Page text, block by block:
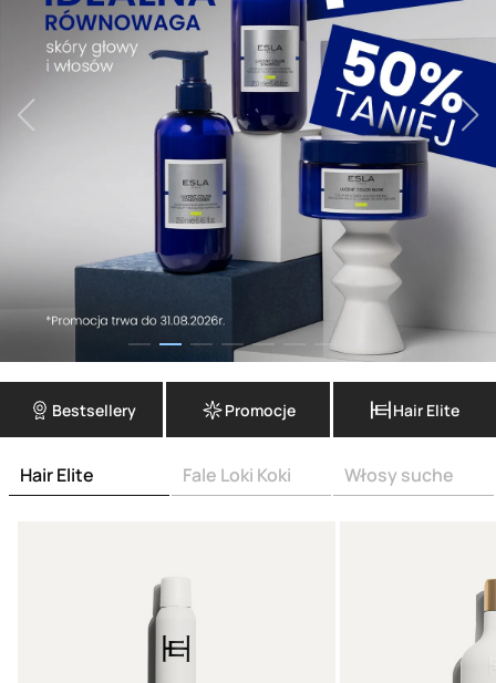
Bestsellery Promocje Hair Elite
Hair Elite Fale Loki Koki Włosy suche